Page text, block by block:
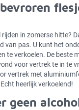
in zomerse hitte?
van pas. U kunt het
te verkoelen. De beste
voor vertrek te in te
vertrek met
heerlijk verkoelend!
geen